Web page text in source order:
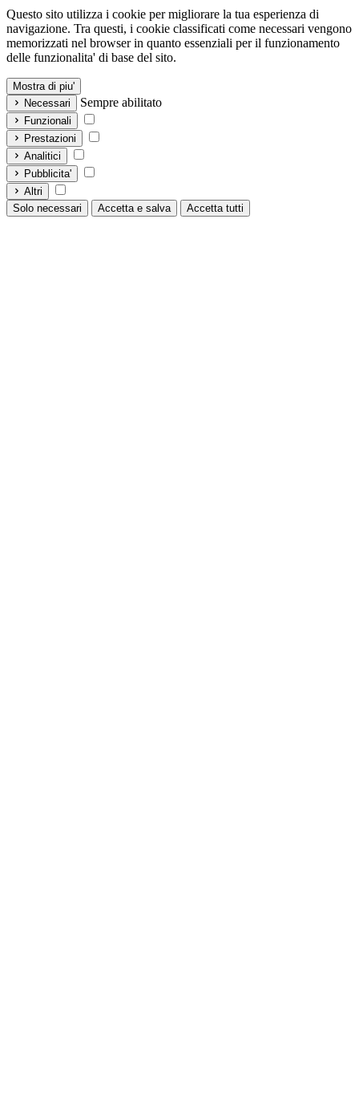
Questo sito utilizza i cookie per migliorare la tua esperienza di
navigazione. Tra questi, i cookie classificati come necessari vengono
memorizzati nel browser in quanto essenziali per il funzionamento
delle funzionalita' di base del sito.
Mostra di piu'
Necessari
Sempre abilitato
Funzionali
Prestazioni
Analitici
Pubblicita'
Altri
Solo necessari
Accetta e salva Accetta tutti